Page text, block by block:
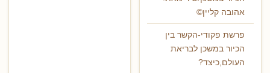
אהובה קליין©
פרשת פקודי-הקשר בין
הכיור במשכן לבריאת
העולם,כיצד?